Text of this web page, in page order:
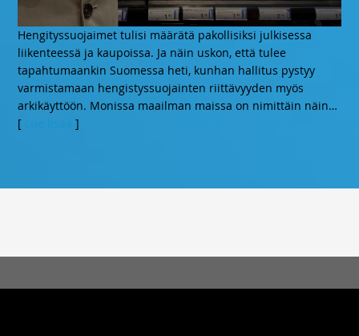
Hengityssuojaimet tulisi määrätä pakollisiksi julkisessa
liikenteessä ja kaupoissa. Ja näin uskon, että tulee
tapahtumaankin Suomessa heti, kunhan hallitus pystyy
varmistamaan hengistyssuojainten riittävyyden myös
arkikäyttöön. Monissa maailman maissa on nimittäin näin…
[
]